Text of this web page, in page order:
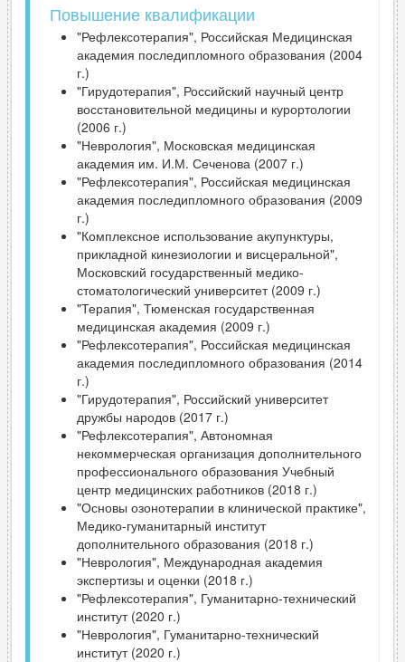
Повышение квалификации
"Рефлексотерапия", Российская Медицинская
академия последипломного образования (2004
г.)
"Гирудотерапия", Российский научный центр
восстановительной медицины и курортологии
(2006 г.)
"Неврология", Московская медицинская
академия им. И.М. Сеченова (2007 г.)
"Рефлексотерапия", Российская медицинская
академия последипломного образования (2009
г.)
"Комплексное использование акупунктуры,
прикладной кинезиологии и висцеральной",
Московский государственный медико-
стоматологический университет (2009 г.)
"Терапия", Тюменская государственная
медицинская академия (2009 г.)
"Рефлексотерапия", Российская медицинская
академия последипломного образования (2014
г.)
"Гирудотерапия", Российский университет
дружбы народов (2017 г.)
"Рефлексотерапия", Автономная
некоммерческая организация дополнительного
профессионального образования Учебный
центр медицинских работников (2018 г.)
"Основы озонотерапии в клинической практике",
Медико-гуманитарный институт
дополнительного образования (2018 г.)
"Неврология", Международная академия
экспертизы и оценки (2018 г.)
"Рефлексотерапия", Гуманитарно-технический
институт (2020 г.)
"Неврология", Гуманитарно-технический
институт (2020 г.)